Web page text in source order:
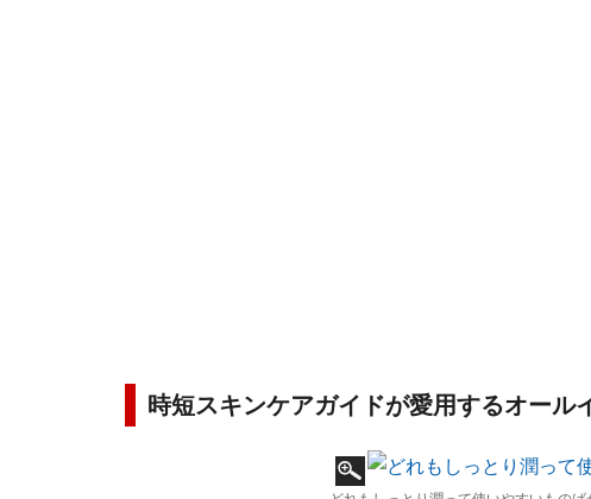
時短スキンケアガイドが愛用するオール